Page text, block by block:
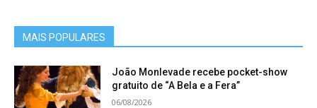
MAIS POPULARES
João Monlevade recebe pocket-show
gratuito de “A Bela e a Fera”
06/08/2026